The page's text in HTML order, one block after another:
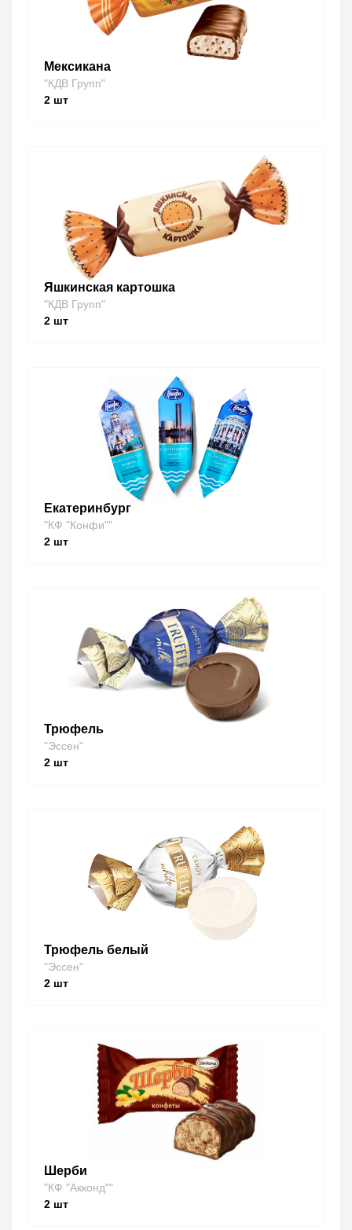
Мексикана
"КДВ Групп"
2 шт
Яшкинская картошка
"КДВ Групп"
2 шт
Екатеринбург
"КФ "Конфи""
2 шт
Трюфель
"Эссен"
2 шт
Трюфель белый
"Эссен"
2 шт
Шерби
"КФ "Акконд""
2 шт